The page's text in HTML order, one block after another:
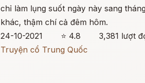
chỉ làm lụng suốt ngày này sang
khác, thậm chí cả đêm hôm.
24-10-2021
⭐ 4.8
3,381 lượt
Truyện cổ Trung Quốc